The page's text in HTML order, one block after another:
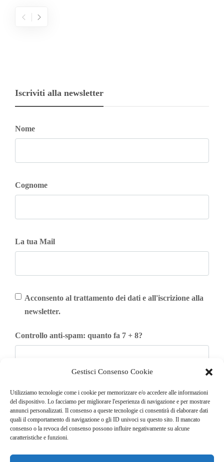
Gestisci Consenso Cookie
Utilizziamo tecnologie come i cookie per memorizzare e/o accedere alle informazioni
del dispositivo. Lo facciamo per migliorare l'esperienza di navigazione e per mostrare
annunci personalizzati. Il consenso a queste tecnologie ci consentirà di elaborare dati
quali il comportamento di navigazione o gli ID univoci su questo sito. Il mancato
consenso o la revoca del consenso possono influire negativamente su alcune
caratteristiche e funzioni.
Iscriviti alla newsletter
Nome
Cognome
La tua Mail
Acconsento al trattamento dei dati e all'iscrizione alla
newsletter.
Controllo anti-spam: quanto fa 7 + 8?
Iscriviti